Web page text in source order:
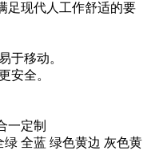
足现代人工作舒适的要
于移动。
安全。
一定制
全蓝 绿色黄边 灰色黄